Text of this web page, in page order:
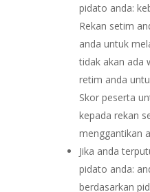
pidato anda:
Rekan setim
anda untuk
tidak akan ada
retim anda
Skor peserta
kepada rekan
menggantikan
Jika anda
pidato anda:
berdasarkan